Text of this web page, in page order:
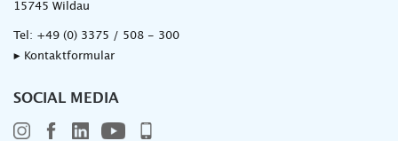
15745 Wildau
Tel: +49 (0) 3375 / 508 - 300
▸ Kontaktformular
SOCIAL MEDIA